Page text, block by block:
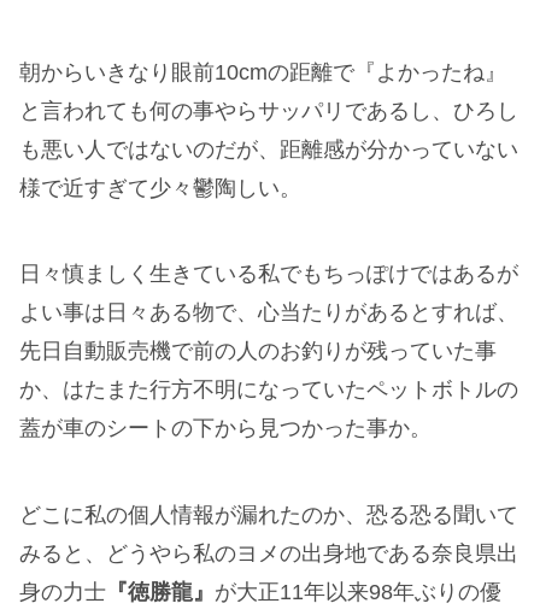
朝からいきなり眼前10cmの距離で『よかったね』
と言われても何の事やらサッパリであるし、ひろし
も悪い人ではないのだが、距離感が分かっていない
様で近すぎて少々鬱陶しい。
日々慎ましく生きている私でもちっぽけではあるが
よい事は日々ある物で、心当たりがあるとすれば、
先日自動販売機で前の人のお釣りが残っていた事
か、はたまた行方不明になっていたペットボトルの
蓋が車のシートの下から見つかった事か。
どこに私の個人情報が漏れたのか、恐る恐る聞いて
みると、どうやら私のヨメの出身地である奈良県出
身の力士 『徳勝龍』 が大正11年以来98年ぶりの優